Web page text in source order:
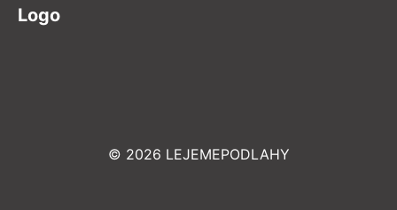
Logo
© 2026 LEJEMEPODLAHY